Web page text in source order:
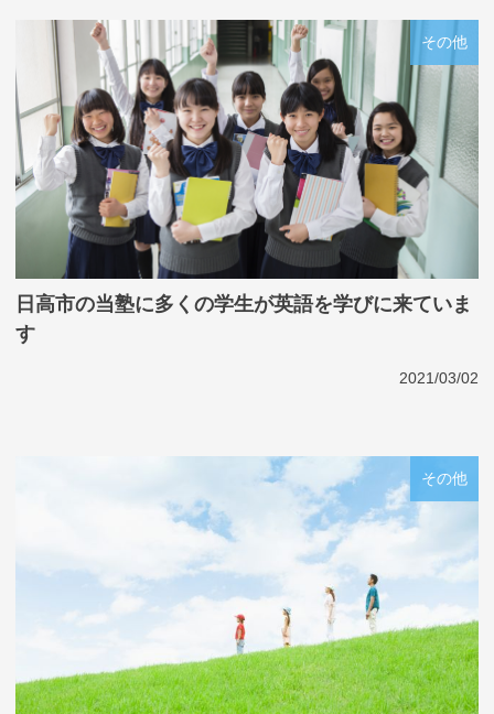
その他
日高市の当塾に多くの学生が英語を学びに来ていま
す
2021/03/02
その他